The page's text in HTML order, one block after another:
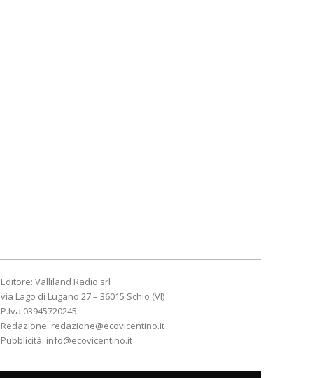
Editore: Valliland Radio srl
via Lago di Lugano 27 – 36015 Schio (VI)
P.Iva 03945720245
Redazione: redazione@ecovicentino.it
Pubblicità: info@ecovicentino.it